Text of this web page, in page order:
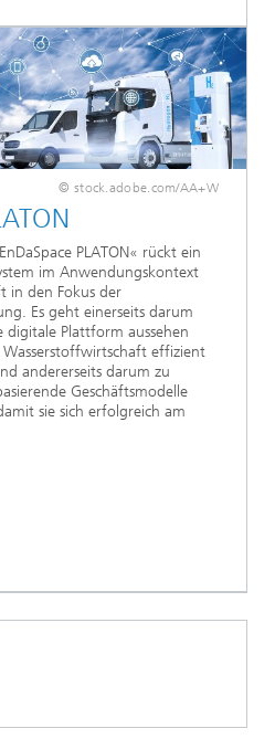
© stock.adobe.com/AA+W
PLATON« rückt ein
im Anwendungskontext
in den Fokus der
Es geht einerseits darum
digitale Plattform aussehen
effizient
andererseits darum zu
Geschäftsmodelle
sie sich erfolgreich am